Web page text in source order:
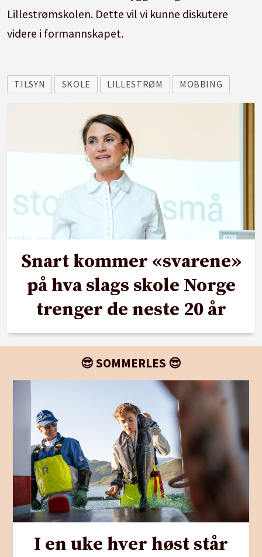
Lillestrømskolen. Dette vil vi kunne diskutere
videre i formannskapet.
TILSYN SKOLE LILLESTRØM MOBBING
Snart kommer «svarene»
på hva slags skole Norge
trenger de neste 20 år
😎 SOMMERLES 😎
I en uke hver høst står